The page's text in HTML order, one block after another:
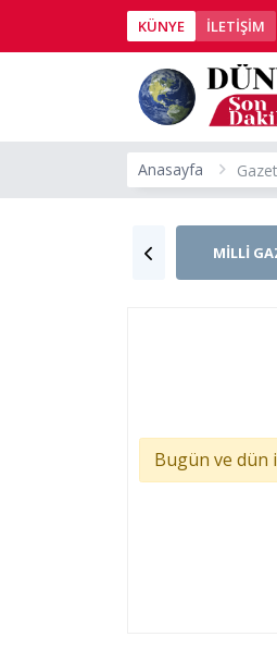
KÜNYE İLETİŞİM
Anasayfa
MİLLİ
Bugün ve dün